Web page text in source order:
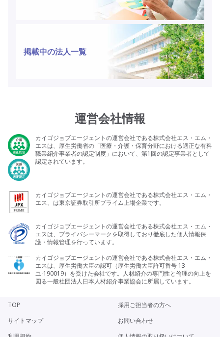
掲載中の法人一覧
運営会社情報
カイゴジョブエージェントの運営会社である株式会社エス・エム・
エスは、厚生労働省の「医療・介護・保育分野における適正な有料
職業紹介事業者の認定制度」において、第1回の認定事業者として
認定されています。
カイゴジョブエージェントの運営会社である株式会社エス・エム・
エス、は東京証券取引所プライム上場企業です。
カイゴジョブエージェントの運営会社である株式会社エス・エム・
エスは、プライバシーマークを取得しており徹底した個人情報保
護・情報管理を行っています。
カイゴジョブエージェントの運営会社である株式会社エス・エム・
エスは、厚生労働大臣の認可（厚生労働大臣許可番号 13-
ユ-190019）を受けた会社です。人材紹介の専門性と倫理の向上を
図る一般社団法人日本人材紹介事業協会に所属しています。
TOP
採用ご担当者の方へ
サイトマップ
お問い合わせ